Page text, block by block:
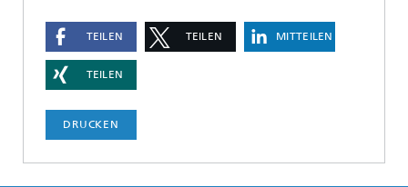
TEILEN TEILEN MITTEILEN
TEILEN
DRUCKEN